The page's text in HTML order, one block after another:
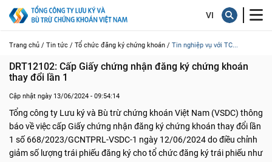
Trang chủ / Tin tức / Tổ chức đăng ký chứng khoán / Tin nghiệp vụ với TC...
DRT12102: Cấp Giấy chứng nhận đăng ký chứng khoán
thay đổi lần 1
Cập nhật ngày 13/06/2024 - 09:54:14
Tổng công ty Lưu ký và Bù trừ chứng khoán Việt Nam (VSDC) thông
báo về việc cấp Giấy chứng nhận đăng ký chứng khoán thay đổi lần
1 số 668/2023/GCNTPRL-VSDC-1 ngày 12/06/2024 do điều chỉnh
giảm số lượng trái phiếu đăng ký cho tổ chức đăng ký trái phiếu như